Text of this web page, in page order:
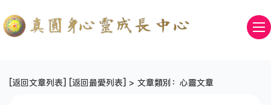
[返回文章列表] [返回最愛列表] > 文章類別：心靈文章